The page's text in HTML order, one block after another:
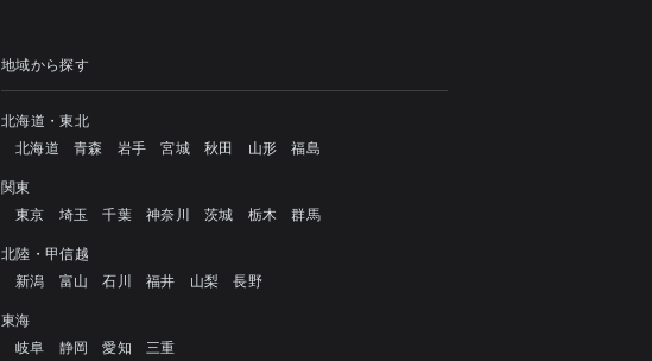
地域から探す
北海道・東北
北海道
青森 岩手 宮城 秋田 山形 福島
関東
東京
埼玉 千葉 神奈川 茨城 栃木 群馬
北陸・甲信越
新潟
富山 石川 福井 山梨 長野
東海
岐阜
静岡 愛知 三重